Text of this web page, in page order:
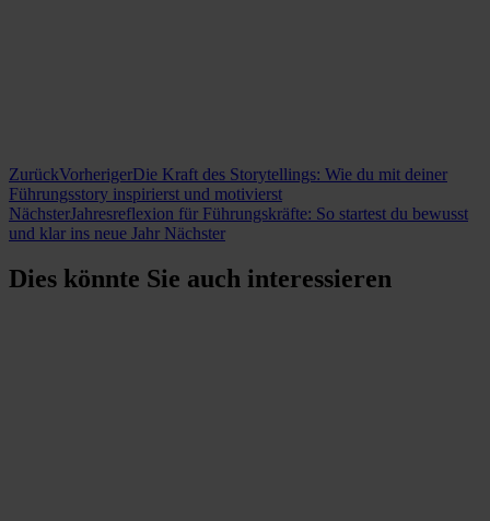
ZurückVorherigerDie Kraft des Storytellings: Wie du mit deiner
Führungsstory inspirierst und motivierst
NächsterJahresreflexion für Führungskräfte: So startest du bewusst
und klar ins neue Jahr Nächster
Dies könnte Sie auch interessieren